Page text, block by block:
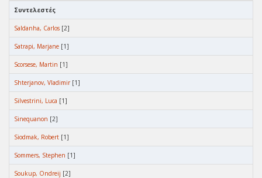
Συντελεστές
Saldanha, Carlos [2]
Satrapi, Marjane [1]
Scorsese, Martin [1]
Shterjanov, Vladimir[1]
Silvestrini, Luca [1]
Sinequanon [2]
Siodmak, Robert [1]
Sommers, Stephen [1]
Soukup, Ondreij [2]